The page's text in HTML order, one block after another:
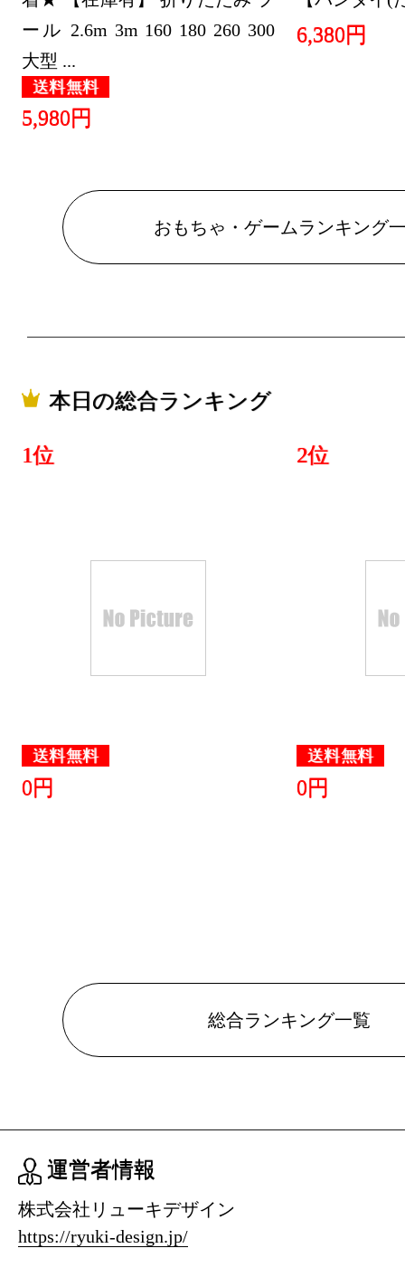
ール 2.6m 3m 160 180 260 300
大型 ...
送料無料
5,980円
6,380円
おもちゃ・ゲームランキング
本日の総合ランキング
1位
送料無料
0円
2位
送料無料
0円
総合ランキング一覧
運営者情報
株式会社リューキデザイン
https://ryuki-design.jp/